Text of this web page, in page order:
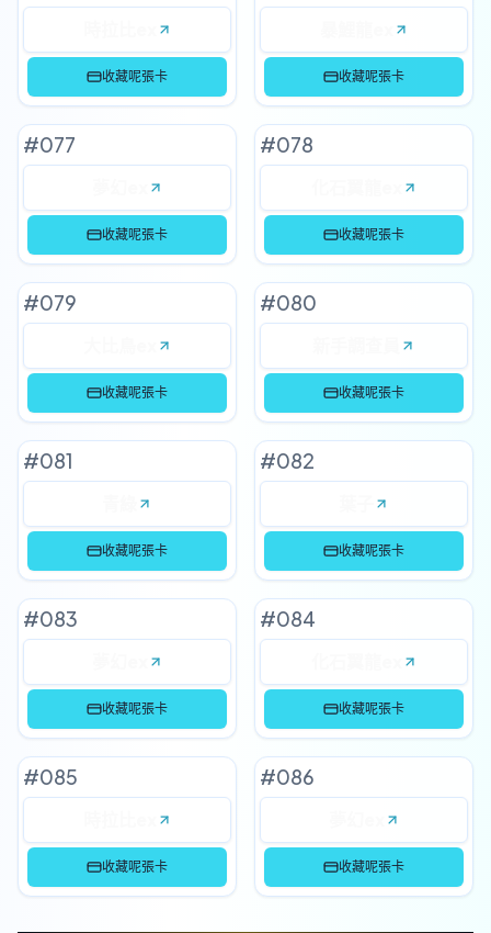
收藏呢張卡 收藏呢張卡
#077
收藏呢張卡
#078
收藏呢張卡
#079
收藏呢張卡
#080
收藏呢張卡
#081
收藏呢張卡
#082
收藏呢張卡
#083
收藏呢張卡
#084
收藏呢張卡
#085
收藏呢張卡
#086
收藏呢張卡